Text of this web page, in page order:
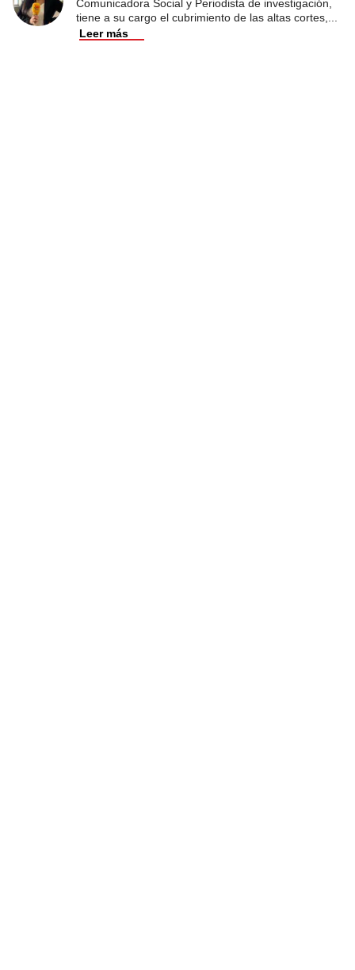
Comunicadora Social y Periodista de investigación,
tiene a su cargo el cubrimiento de las altas cortes,
Leer más